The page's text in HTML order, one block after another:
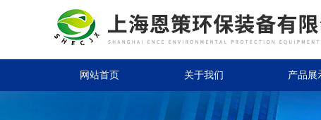
网站首页 关于我们 产品展